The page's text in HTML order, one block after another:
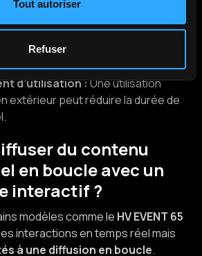
Tout autoriser
Refuser
régulière :Le nettoyage des
mise à jour des logiciels sont
d’utilisation :Une utilisation
extérieur peut réduire la durée de
du contenu
en boucle avec un
interactif ?
modèles comme le HV EVENT 65
interactions en temps réel mais
à une diffusion en boucle.